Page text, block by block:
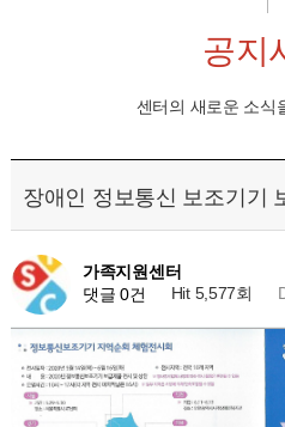
공지
센터의 새로운 소식
장애인 정보통신 보조기기
가족지원센터
댓글 0건
Hit 5,577회